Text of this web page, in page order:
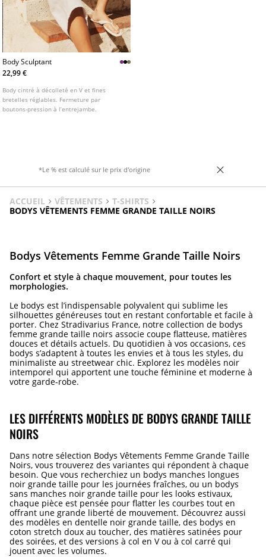
Body Sculptant
22,99 €
Body cintré à décolleté en V et fines
bretelles réglables. Fermeture par
boutons-pression à l’entrejambe.
*Le % est calculé sur le prix d'origine
ACCUEIL VÊTEMENTS
T-SHIRTS
BODYS VÊTEMENTS FEMME GRANDE TAILLE NOIRS
Bodys Vêtements Femme Grande Taille Noirs
Confort et style à chaque mouvement, pour toutes les
morphologies.
Le bodys est l’indispensable polyvalent qui sublime les
silhouettes généreuses tout en restant confortable et facile à
porter. Chez Stradivarius France, notre collection de bodys
femme grande taille noirs associe coupe flatteuse, matières
douces et détails actuels. Du quotidien à vos occasions, ces
bodys s’adaptent à toutes les envies et à tous les styles, du
minimaliste au streetwear chic. Explorez les modèles noir
intemporel qui apportent une touche féminine et moderne à
votre garde-robe.
LES DIFFÉRENTS MODÈLES DE BODYS GRANDE TAILLE
NOIRS
Dans notre sélection Bodys Vêtements Femme Grande Taille
Noirs, vous trouverez des variantes qui répondent à chaque
besoin. Que vous recherchiez un bodys manches longues
noir grande taille pour les journées fraîches, ou un bodys
sans manches noir grande taille pour les looks estivaux,
chaque pièce est pensée pour flatter les courbes tout en
offrant une grande liberté de mouvement. Découvrez aussi
des modèles en dentelle noir grande taille, des bodys en
coton stretch doux au toucher, des matières satinées pour
des soirées, et des versions à col en V ou à col carré qui
jouent avec les volumes.